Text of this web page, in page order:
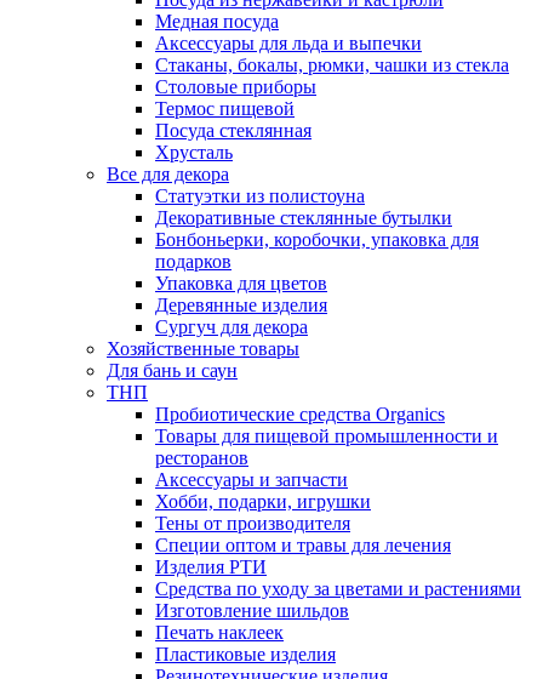
Медная посуда
Аксессуары для льда и выпечки
Стаканы, бокалы, рюмки, чашки из стекла
Столовые приборы
Термос пищевой
Посуда стеклянная
Хрусталь
Все для декора
Статуэтки из полистоуна
Декоративные стеклянные бутылки
Бонбоньерки, коробочки, упаковка для
подарков
Упаковка для цветов
Деревянные изделия
Сургуч для декора
Хозяйственные товары
Для бань и саун
ТНП
Пробиотические средства Organics
Товары для пищевой промышленности и
ресторанов
Аксессуары и запчасти
Хобби, подарки, игрушки
Тены от производителя
Специи оптом и травы для лечения
Изделия РТИ
Средства по уходу за цветами и растениями
Изготовление шильдов
Печать наклеек
Пластиковые изделия